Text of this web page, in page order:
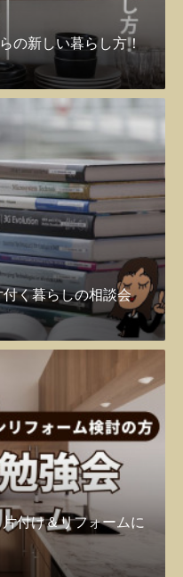
の新しい暮らし方！
く暮らしの相談会
付け＆リフォームに